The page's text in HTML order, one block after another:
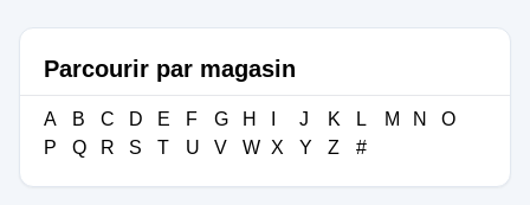
Parcourir par magasin
A B C D E F G H J K L M N
O
P
Q R S T U V W X Y Z #